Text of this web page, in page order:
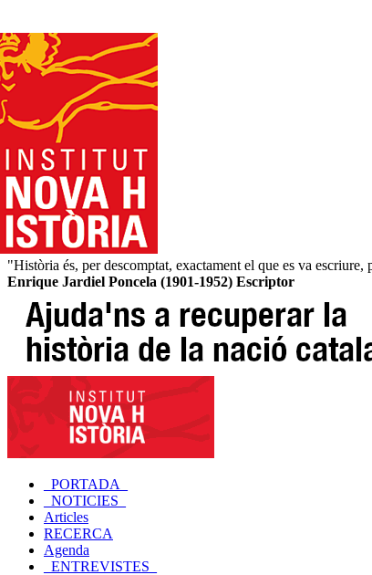
"Història és, per descomptat, exactament el que es va
Enrique Jardiel Poncela (1901-1952) Escriptor
_PORTADA_
_NOTICIES_
Articles
RECERCA
Agenda
_ENTREVISTES_